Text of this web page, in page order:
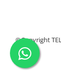
©Copyright